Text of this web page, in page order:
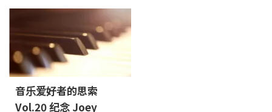
我想知道为什么。 整张专辑自
始至终都很清脆。 赫比-汉考克
在这张专辑中很酷。 真的。接
下来，我们有幸请到了这位 "酷
"的当之无愧的主人。 这是由吉
他、贝斯和小号组成的 ...
育场的现场演唱会（LIVE AT
YANKEE STADIUM）在电影院上
映。 最好的。 录音不错，但现
场更精彩。 Billy 骨子里是个艺
人。 无论如何，他都想为前来
听音乐会的人们带来欢乐。 整
个乐队都是如此。 当然，歌曲
也不错。 歌曲好，主打歌也不
会差。 我已经无数次陷入 Billy
音乐爱好者的思索
Vol.20 纪念 Joey